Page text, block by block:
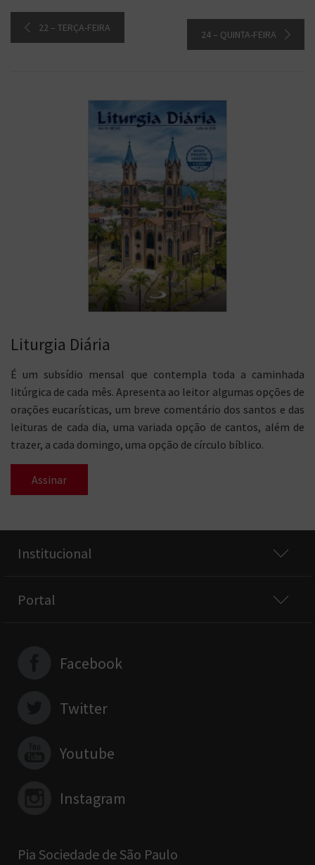
22 – TERÇA-FEIRA
24 – QUINTA-FEIRA
Liturgia Diária
É um subsídio mensal que contempla toda a caminhada
litúrgica de cada mês. Apresenta ao leitor algumas opções de
orações eucarísticas, um breve comentário dos santos e das
leituras de cada dia, uma variada opção de cantos, além de
trazer, a cada domingo, uma opção de círculo bíblico.
Assinar
Institucional
Portal
Facebook
Twitter
Youtube
Instagram
Pia Sociedade de São Paulo